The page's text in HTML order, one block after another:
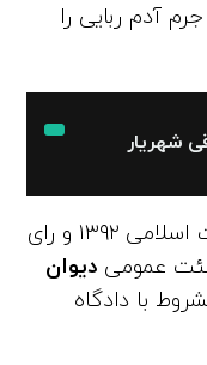
جرم آدم ربایی را
شهریار
اما بر اساس ماده ۵۸ قانون مجازات اسلامی ۱۳۹۲ و رای
دیوان
با دادگاه